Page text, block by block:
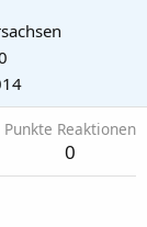
Punkte Reaktionen
0